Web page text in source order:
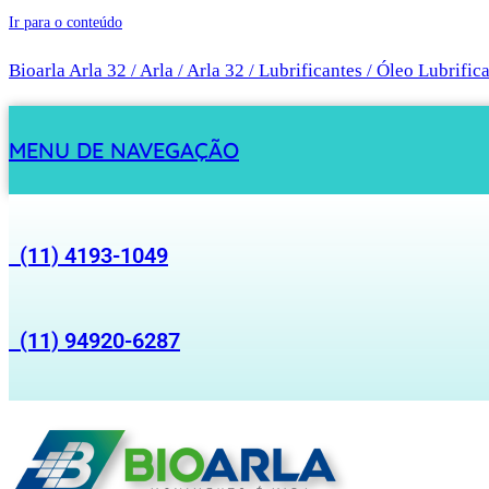
Ir para o conteúdo
Bioarla Arla 32 / Arla / Arla 32 / Lubrificantes / Óleo
MENU DE NAVEGAÇÃO
(11) 4193-1049
(11) 94920-6287